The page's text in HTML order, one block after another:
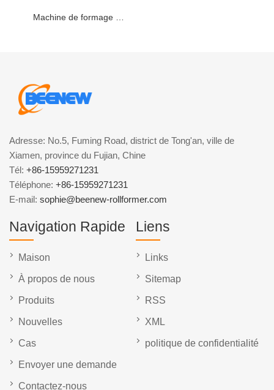
Adresse: No.5, Fuming Road, district de Tong'an, ville de
Xiamen, province du Fujian, Chine
Tél: +86-15959271231
Téléphone: +86-15959271231
E-mail: sophie@beenew-rollformer.com
Navigation Rapide
Maison
À propos de nous
Produits
Nouvelles
Cas
Envoyer une demande
Contactez-nous
Liens
Links
Sitemap
RSS
XML
politique de confidentialité